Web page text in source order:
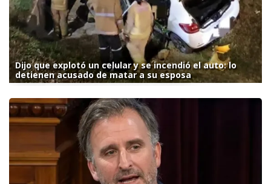
Dijo que explotó un celular y se incendió el auto: lo
detienen acusado de matar a su esposa